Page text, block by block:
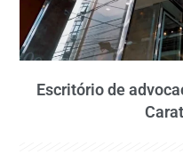
Escritório de